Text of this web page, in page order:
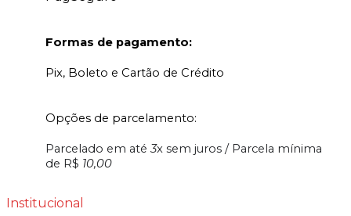
Formas de pagamento:
Pix, Boleto e Cartão de Crédito
Opções de parcelamento:
Parcelado em até 3x sem juros / Parcela mínima
de R$ 10,00
Institucional